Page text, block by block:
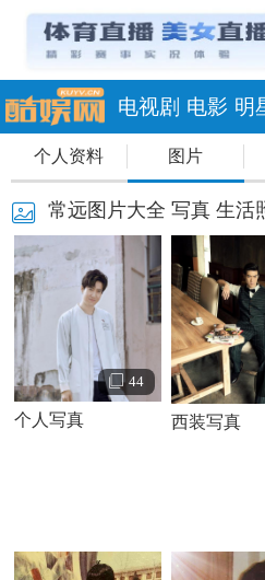
电视剧 电影 明
个人资料 图片
常远图片大全 写真 生活
44
个人写真 西装写真